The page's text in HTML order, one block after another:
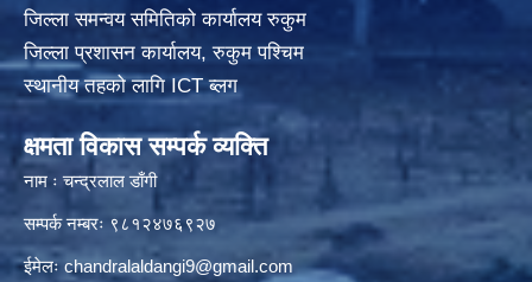
जिल्ला समन्वय समितिको कार्यालय रुकुम
जिल्ला प्रशासन कार्यालय, रुकुम पश्चिम
स्थानीय तहको लागि ICT ब्लग
क्षमता विकास सम्पर्क व्यक्ति
नाम ः चन्द्रलाल डाँगी
सम्पर्क नम्बरः ९८१२४७६९२७
ईमेलः chandralaldangi9@gmail.com